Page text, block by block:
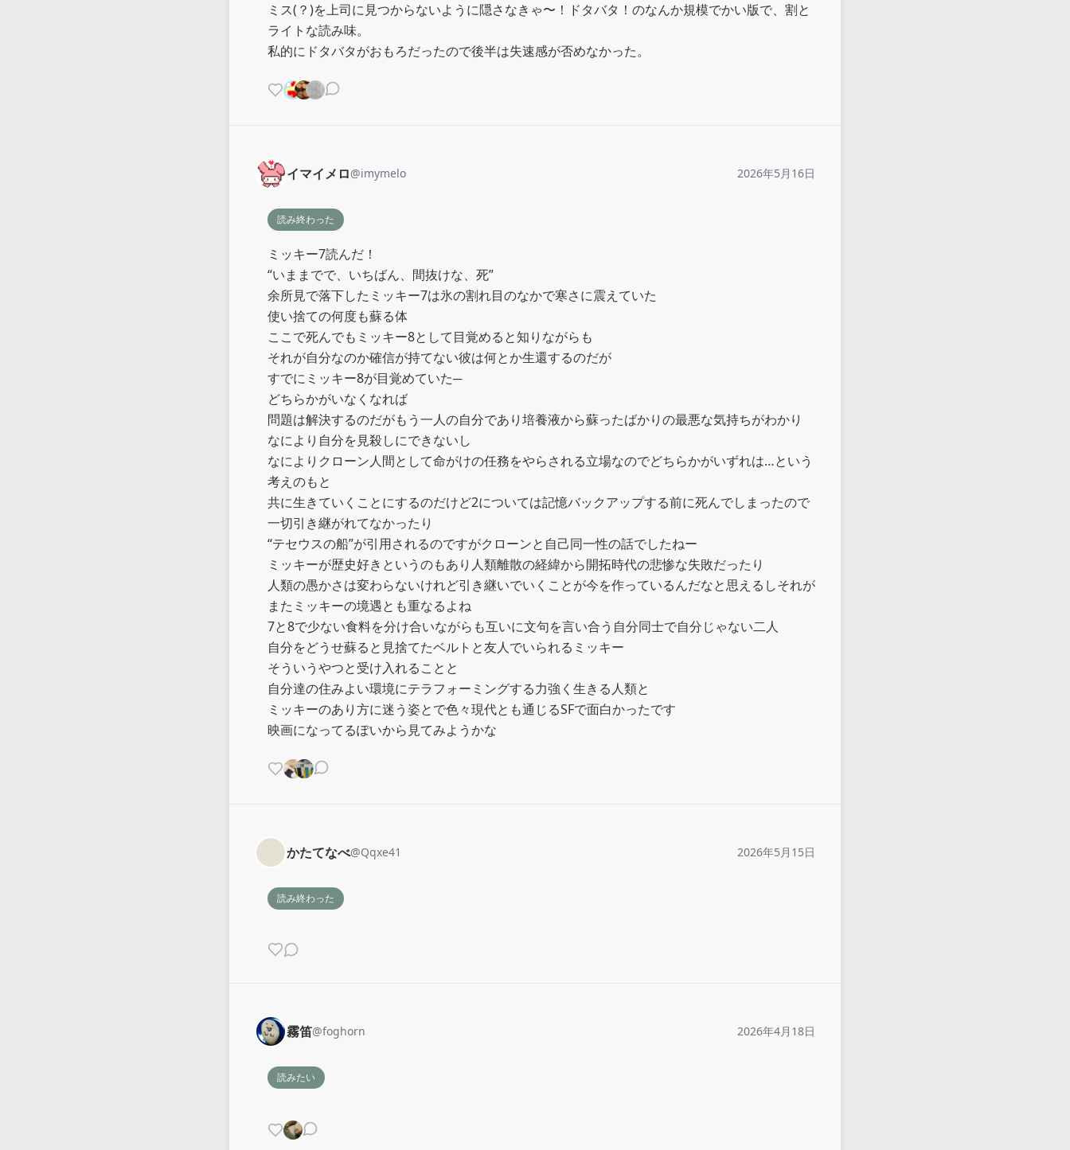
ミス(？)を上司に見つからないように隠さなきゃ〜！ドタバタ！のなんか規模でかい版で、割と
ライトな読み味。
私的にドタバタがおもろだったので後半は失速感が否めなかった。
イマイメロ@imymelo 2026年5月16日
読み終わった
ミッキー7読んだ！
“いままでで、いちばん、間抜けな、死”
余所見で落下したミッキー7は氷の割れ目のなかで寒さに震えていた
使い捨ての何度も蘇る体
ここで死んでもミッキー8として目覚めると知りながらも
それが自分なのか確信が持てない彼は何とか生還するのだが
すでにミッキー8が目覚めていた─
どちらかがいなくなれば
問題は解決するのだがもう一人の自分であり培養液から蘇ったばかりの最悪な気持ちがわかり
なにより自分を見殺しにできないし
なによりクローン人間として命がけの任務をやらされる立場なのでどちらかがいずれは…という
考えのもと
共に生きていくことにするのだけど2については記憶バックアップする前に死んでしまったので
一切引き継がれてなかったり
“テセウスの船”が引用されるのですがクローンと自己同一性の話でしたねー
ミッキーが歴史好きというのもあり人類離散の経緯から開拓時代の悲惨な失敗だったり
人類の愚かさは変わらないけれど引き継いでいくことが今を作っているんだなと思えるしそれが
またミッキーの境遇とも重なるよね
7と8で少ない食料を分け合いながらも互いに文句を言い合う自分同士で自分じゃない二人
自分をどうせ蘇ると見捨てたベルトと友人でいられるミッキー
そういうやつと受け入れることと
自分達の住みよい環境にテラフォーミングする力強く生きる人類と
ミッキーのあり方に迷う姿とで色々現代とも通じるSFで面白かったです
映画になってるぽいから見てみようかな
かたてなべ@Qqxe41 2026年5月15日
読み終わった
霧笛@foghorn 2026年4月18日
読みたい